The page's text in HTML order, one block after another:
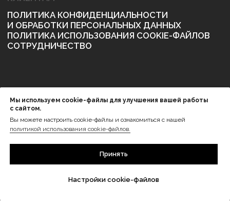
Мы используем cookie-файлы для улучшения вашей работы
с сайтом.
Вы можете настроить cookie-файлы и ознакомиться с нашей
политикой использования cookie-файлов.
Принять
Настройки cookie-файлов